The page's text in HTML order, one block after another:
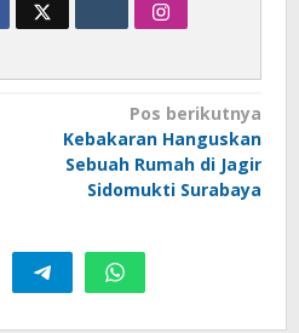
Pos berikutnya
Kebakaran Hanguskan
Sebuah Rumah di Jagir
Sidomukti Surabaya